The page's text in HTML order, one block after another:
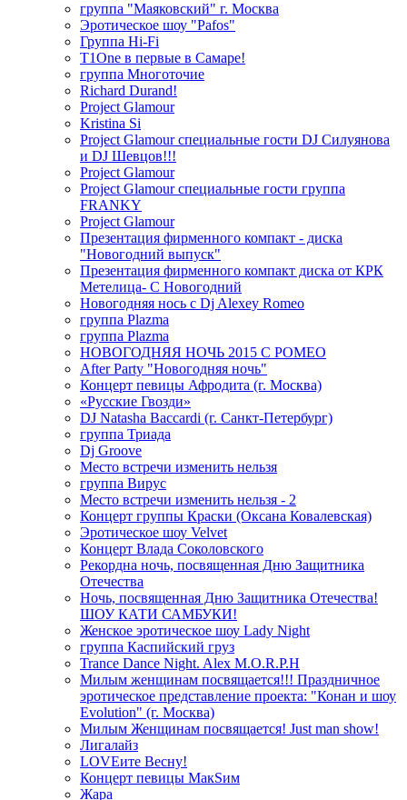
группа "Маяковский" г. Москва
Эротическое шоу "Pafos"
Группа Hi-Fi
T1One в первые в Самаре!
группа Многоточие
Richard Durand!
Project Glamour
Kristina Si
Project Glamour специальные гости DJ Силуянова
и DJ Шевцов!!!
Project Glamour
Project Glamour специальные гости группа
FRANKY
Project Glamour
Презентация фирменного компакт - диска
"Новогодний выпуск"
Презентация фирменного компакт диска от КРК
Метелица- С Новогодний
Новогодняя нось с Dj Alexey Romeo
группа Plazma
группа Plazma
НОВОГОДНЯЯ НОЧЬ 2015 C РОМЕО
After Party "Новогодняя ночь"
Концерт певицы Афродита (г. Москва)
«Русские Гвозди»
DJ Natasha Baccardi (г. Санкт-Петербург)
группа Триада
Dj Groove
Место встречи изменить нельзя
группа Вирус
Место встречи изменить нельзя - 2
Концерт группы Краски (Оксана Ковалевская)
Эротическое шоу Velvet
Концерт Влада Соколовского
Рекордна ночь, посвященная Дню Защитника
Отечества
Ночь, посвященная Дню Защитника Отечества!
ШОУ КАТИ САМБУКИ!
Женское эротическое шоу Lady Night
группа Каспийский груз
Trance Dance Night. Alex M.O.R.P.H
Милым женщинам посвящается!!! Праздничное
эротическое представление проекта: "Конан и шоу
Evolution" (г. Москва)
Милым Женщинам посвящается! Just man show!
Лигалайз
LOVEите Весну!
Концерт певицы МакSим
Жара